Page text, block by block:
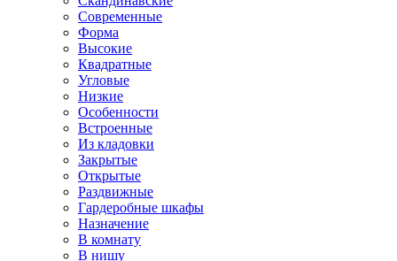
Современные
Форма
Высокие
Квадратные
Угловые
Низкие
Особенности
Встроенные
Из кладовки
Закрытые
Открытые
Раздвижные
Гардеробные шкафы
Назначение
В комнату
В нишу